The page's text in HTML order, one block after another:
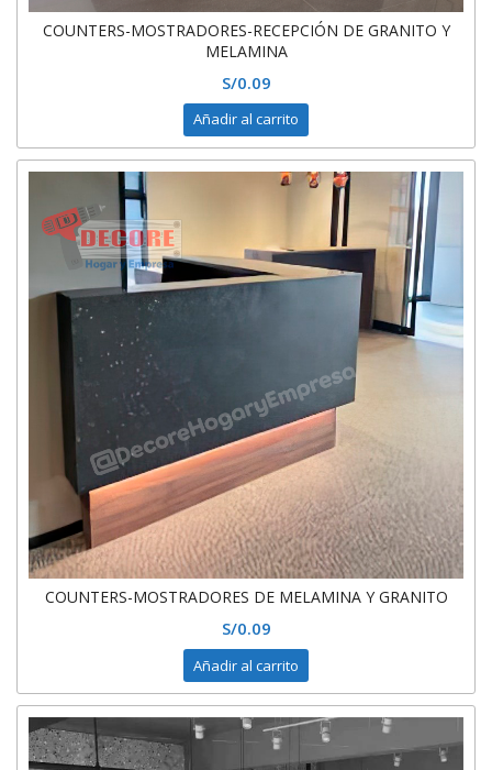
COUNTERS-MOSTRADORES-RECEPCIÓN DE GRANITO Y
MELAMINA
S/0.09
Añadir al carrito
COUNTERS-MOSTRADORES DE MELAMINA Y GRANITO
S/0.09
Añadir al carrito